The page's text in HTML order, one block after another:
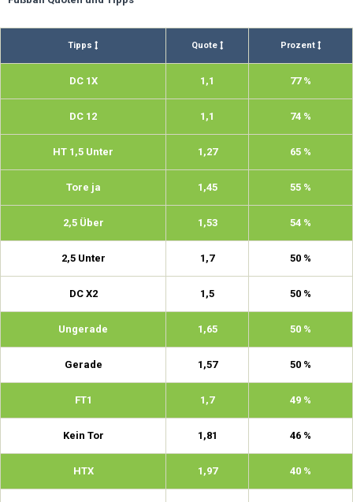
Tipps Quote Prozent
DC 1X 1,1 77 %
DC 12 1,1 74 %
HT 1,5 Unter 1,27 65 %
Tore ja 1,45 55 %
2,5 Über 1,53 54 %
2,5 Unter 1,7 50 %
DC X2 1,5 50 %
Ungerade 1,65 50 %
Gerade 1,57 50 %
FT1 1,7 49 %
Kein Tor 1,81 46 %
HTX 1,97 40 %